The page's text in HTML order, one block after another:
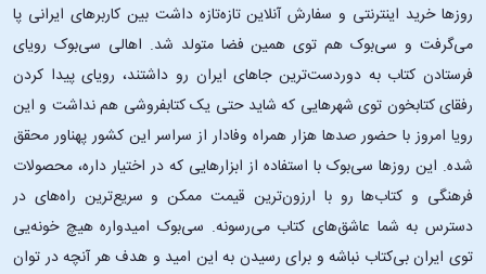
روزها خرید اینترنتی و سفارش آنلاین تازه‌تازه داشت بین کاربرهای ایرانی پا
می‌گرفت و سی‌بوک هم توی همین فضا متولد شد. اهالی سی‌بوک رویای
فرستادن کتاب به دوردست‌ترین جاهای ایران رو داشتند، رویای پیدا کردن
رفقای کتابخون توی شهرهایی که شاید حتی یک کتابفروشی هم نداشت و این
رویا امروز با حضور صدها هزار همراه وفادار از سراسر این کشور پهناور محقق
شده. این ‌روزها سی‌بوک با استفاده از ابزارهایی که در اختیار داره، محصولات
فرهنگی و کتاب‌ها رو با ارزون‌ترین قیمت ممکن و سریع‌ترین راه‌های در
دسترس به شما عاشق‌های کتاب می‌رسونه. سی‌بوک امیدواره هیچ خونه‌یی
توی ایران بی‌کتاب نباشه و برای رسیدن به این امید و هدف هر آنچه در توان